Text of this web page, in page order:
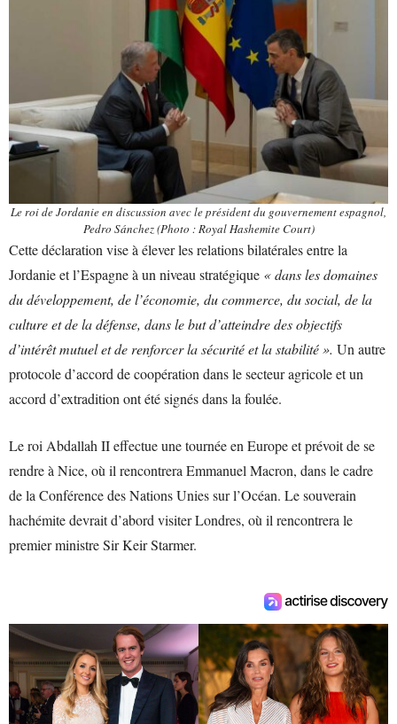
Le roi de Jordanie en discussion avec le président du gouvernement espagnol,
Pedro Sánchez (Photo : Royal Hashemite Court)
Cette déclaration vise à élever les relations bilatérales entre la
Jordanie et l’Espagne à un niveau stratégique « dans les domaines
du développement, de l’économie, du commerce, du social, de la
culture et de la défense, dans le but d’atteindre des objectifs
d’intérêt mutuel et de renforcer la sécurité et la stabilité ». Un autre
protocole d’accord de coopération dans le secteur agricole et un
accord d’extradition ont été signés dans la foulée.
Le roi Abdallah II effectue une tournée en Europe et prévoit de se
rendre à Nice, où il rencontrera Emmanuel Macron, dans le cadre
de la Conférence des Nations Unies sur l’Océan. Le souverain
hachémite devrait d’abord visiter Londres, où il rencontrera le
premier ministre Sir Keir Starmer.